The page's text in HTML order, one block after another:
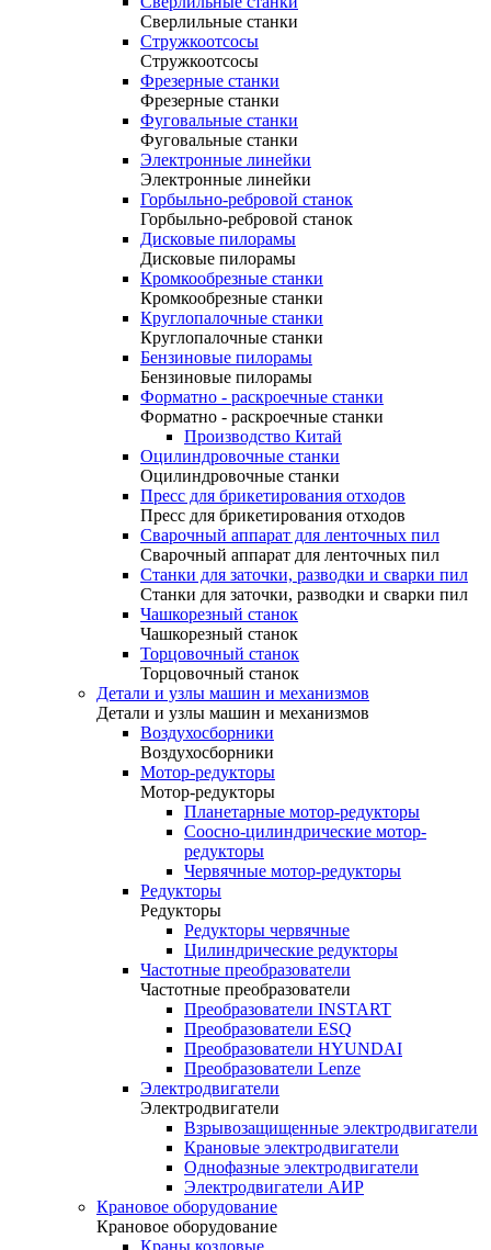
Сверлильные станки
Стружкоотсосы
Стружкоотсосы
Фрезерные станки
Фрезерные станки
Фуговальные станки
Фуговальные станки
Электронные линейки
Электронные линейки
Горбыльно-ребровой станок
Горбыльно-ребровой станок
Дисковые пилорамы
Дисковые пилорамы
Кромкообрезные станки
Кромкообрезные станки
Круглопалочные станки
Круглопалочные станки
Бензиновые пилорамы
Бензиновые пилорамы
Форматно - раскроечные станки
Форматно - раскроечные станки
Производство Китай
Оцилиндровочные станки
Оцилиндровочные станки
Пресс для брикетирования отходов
Пресс для брикетирования отходов
Сварочный аппарат для ленточных пил
Сварочный аппарат для ленточных пил
Станки для заточки, разводки и сварки пил
Станки для заточки, разводки и сварки пил
Чашкорезный станок
Чашкорезный станок
Торцовочный станок
Торцовочный станок
Детали и узлы машин и механизмов
Детали и узлы машин и механизмов
Воздухосборники
Воздухосборники
Мотор-редукторы
Мотор-редукторы
Планетарные мотор-редукторы
Соосно-цилиндрические мотор-
редукторы
Червячные мотор-редукторы
Редукторы
Редукторы
Редукторы червячные
Цилиндрические редукторы
Частотные преобразователи
Частотные преобразователи
Преобразователи INSTART
Преобразователи ESQ
Преобразователи HYUNDAI
Преобразователи Lenze
Электродвигатели
Электродвигатели
Взрывозащищенные электродвигатели
Крановые электродвигатели
Однофазные электродвигатели
Электродвигатели АИР
Крановое оборудование
Крановое оборудование
Краны козловые